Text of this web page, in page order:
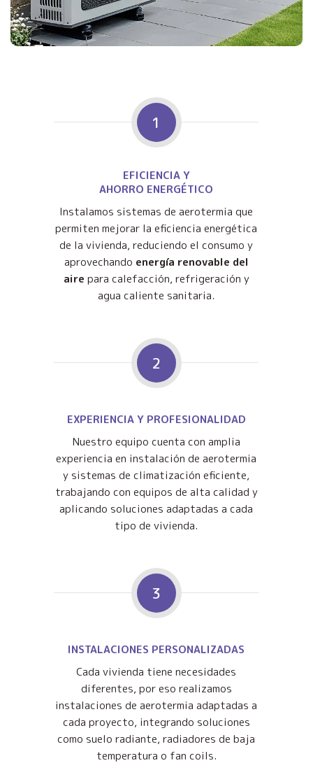
1
EFICIENCIA Y
AHORRO ENERGÉTICO
Instalamos sistemas de aerotermia que
permiten mejorar la eficiencia energética
de la vivienda, reduciendo el consumo y
aprovechando energía renovable del
aire para calefacción, refrigeración y
agua caliente sanitaria.
2
EXPERIENCIA Y PROFESIONALIDAD
Nuestro equipo cuenta con amplia
experiencia en instalación de aerotermia
y sistemas de climatización eficiente,
trabajando con equipos de alta calidad y
aplicando soluciones adaptadas a cada
tipo de vivienda.
3
INSTALACIONES PERSONALIZADAS
Cada vivienda tiene necesidades
diferentes, por eso realizamos
instalaciones de aerotermia adaptadas a
cada proyecto, integrando soluciones
como suelo radiante, radiadores de baja
temperatura o fan coils.